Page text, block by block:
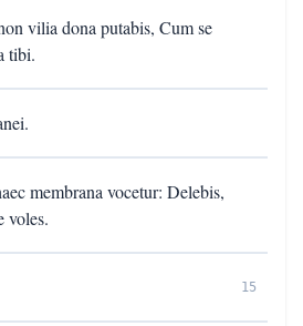
vilia dona putabis, Cum se
tibi.
membrana vocetur: Delebis,
voles.
15